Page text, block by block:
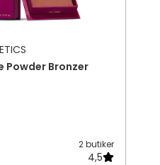
Powder Bronzer
2 butiker
4,5